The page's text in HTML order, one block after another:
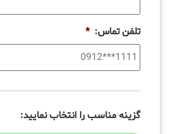
تلفن تماس: *
گزینه مناسب را انتخاب نمایید: